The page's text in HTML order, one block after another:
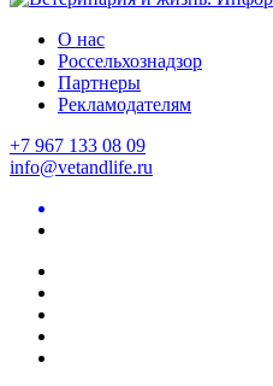
О нас
Россельхознадзор
Партнеры
Рекламодателям
+7 967 133 08 09
info@vetandlife.ru